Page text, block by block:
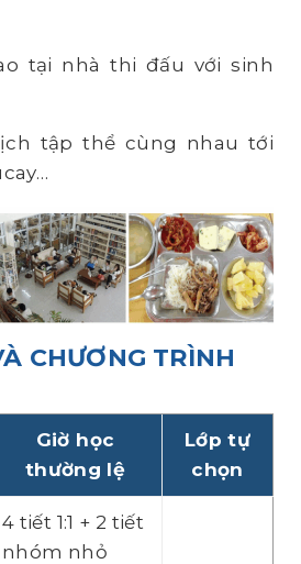
tại nhà thi đấu với sinh
tập thể cùng nhau tới
CHƯƠNG TRÌNH
Giờ học
thường lệ
Lớp tự
chọn
4 tiết 1:1 + 2 tiết
nhóm nhỏ